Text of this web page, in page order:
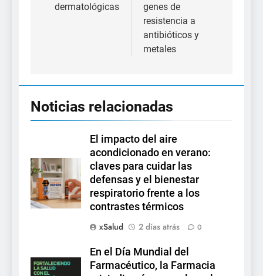
dermatológicas
genes de
resistencia a
antibióticos y
metales
Noticias relacionadas
El impacto del aire
acondicionado en verano:
claves para cuidar las
defensas y el bienestar
respiratorio frente a los
contrastes térmicos
xSalud
2 días atrás 0
En el Día Mundial del
Farmacéutico, la Farmacia